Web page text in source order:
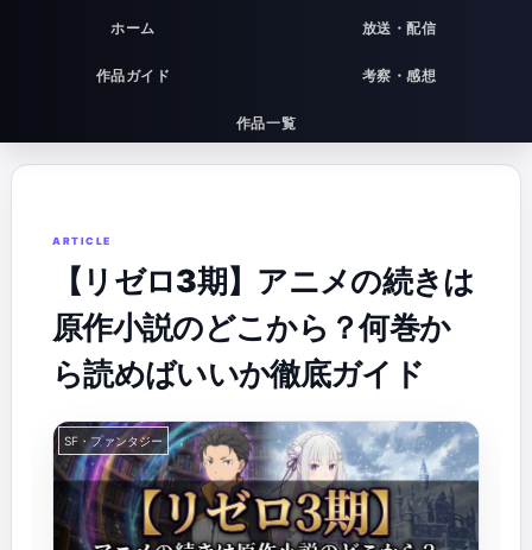
ホーム 放送・配信
作品ガイド 考察・感想
作品一覧
​【リゼロ3期】アニメの続きは
原作小説のどこから？何巻か
ら読めばいいか徹底ガイド
SF・ファンタジー